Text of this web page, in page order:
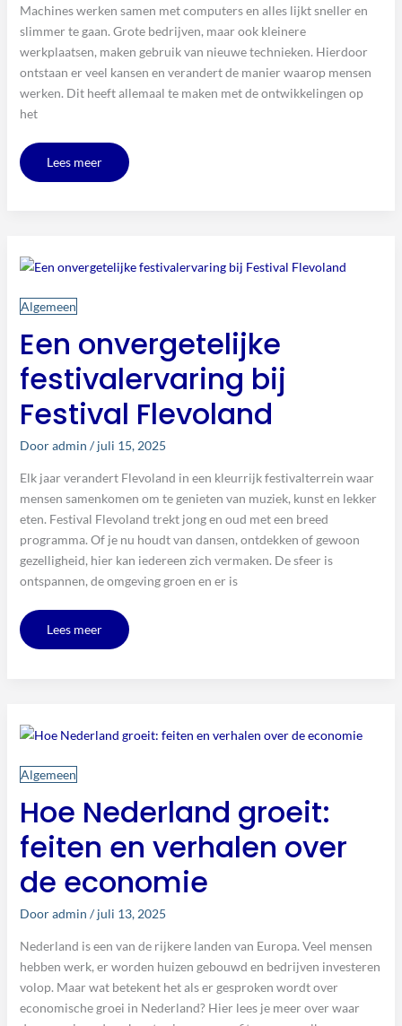
Machines werken samen met computers en alles lijkt sneller en
slimmer te gaan. Grote bedrijven, maar ook kleinere
werkplaatsen, maken gebruik van nieuwe technieken. Hierdoor
ontstaan er veel kansen en verandert de manier waarop mensen
werken. Dit heeft allemaal te maken met de ontwikkelingen op
het
Lees meer
Algemeen
Een onvergetelijke
festivalervaring bij
Festival Flevoland
Dooradmin /juli 15, 2025
Elk jaar verandert Flevoland in een kleurrijk festivalterrein waar
mensen samenkomen om te genieten van muziek, kunst en lekker
eten. Festival Flevoland trekt jong en oud met een breed
programma. Of je nu houdt van dansen, ontdekken of gewoon
gezelligheid, hier kan iedereen zich vermaken. De sfeer is
ontspannen, de omgeving groen en er is
festivalervaring
Flevoland
Lees meer
Algemeen
Hoe Nederland groeit:
feiten en verhalen over
de economie
Dooradmin /juli 13, 2025
Nederland is een van de rijkere landen van Europa. Veel mensen
hebben werk, er worden huizen gebouwd en bedrijven investeren
volop. Maar wat betekent het als er gesproken wordt over
economische groei in Nederland? Hier lees je meer over waar
groeit:
verhalen
over
economie